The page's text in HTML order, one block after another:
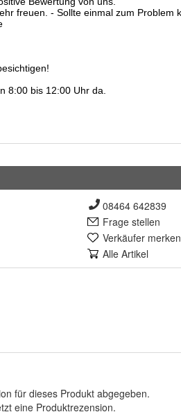
08464 642839
Frage stellen
Verkäufer merken
Alle Artikel
für dieses Produkt abgegeben.
eine Produktrezension.